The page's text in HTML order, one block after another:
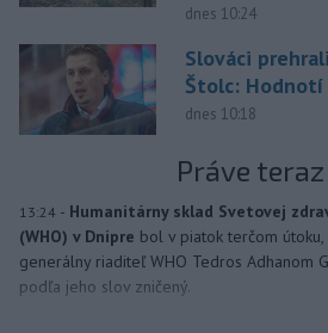
dnes 10:24
Slováci
Štolc:
dnes 10:18
Práve teraz
13:24 - Humanitárny sklad Svetovej
(WHO) v Dnipre bol v piatok terčom
generálny riaditeľ WHO Tedros Adhanom
podľa jeho slov zničený.